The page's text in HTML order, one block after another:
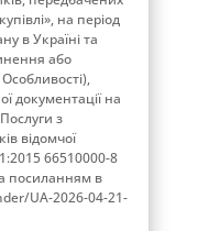
на період
в Україні та
або
документації на
з
відомчої
66510000-8
посиланням в
UA-2026-04-21-